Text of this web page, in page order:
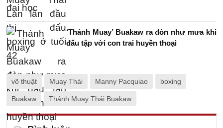
‘Thánh Muay’ Buakaw ra đòn như mưa khi
đấu tập với con trai huyền thoại
võ thuật Muay Thái Manny Pacquiao boxing
Buakaw Thánh Muay Thái Buakaw